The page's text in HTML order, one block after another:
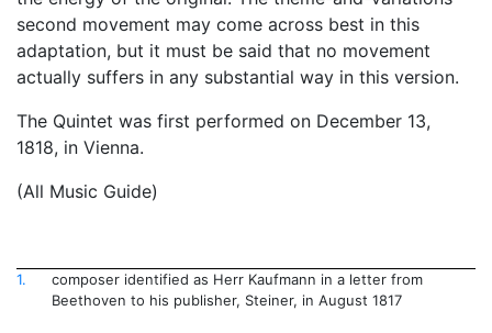
second movement may come across best in this
adaptation, but it must be said that no movement
actually suffers in any substantial way in this version.
The Quintet was first performed on December 13,
1818, in Vienna.
(All Music Guide)
1.
composer identified as Herr Kaufmann in a letter from
Beethoven to his publisher, Steiner, in August 1817